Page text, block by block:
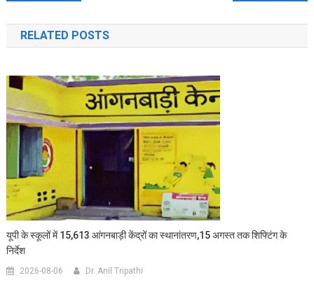
navigation
RELATED POSTS
यूपी के स्कूलों में 15,613 आंगनबाड़ी केंद्रों का स्थानांतरण,15 अगस्त तक शिफ्टिंग के
निर्देश
2026-08-06 Dr. Anil Tripathi